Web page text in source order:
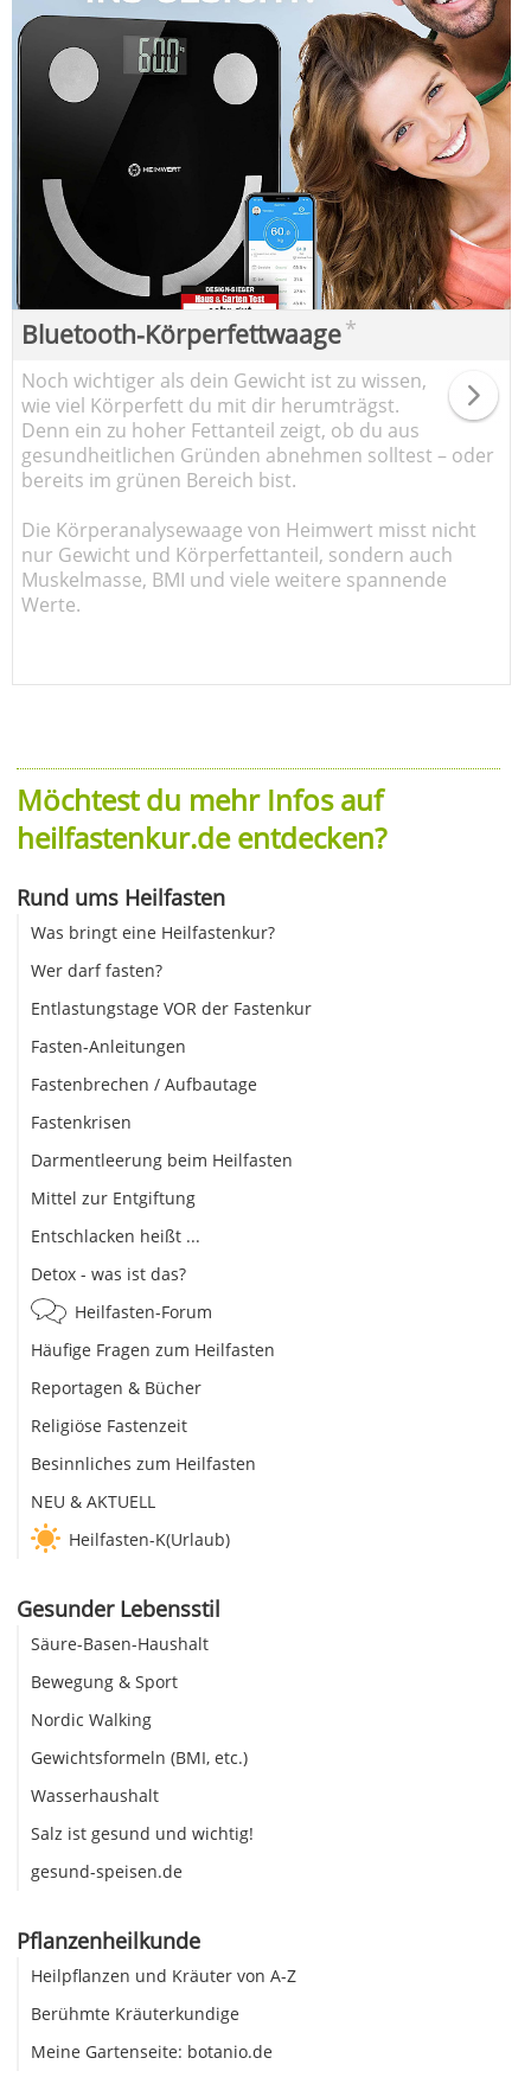
Bluetooth-Körperfettwaage*
Noch wichtiger als dein Gewicht ist zu wissen,
wie viel Körperfett du mit dir herumträgst.
Denn ein zu hoher Fettanteil zeigt, ob du aus
gesundheitlichen Gründen abnehmen solltest – oder
bereits im grünen Bereich bist.
Die Körperanalysewaage von Heimwert misst nicht
nur Gewicht und Körperfettanteil, sondern auch
Muskelmasse, BMI und viele weitere spannende
Werte.
Möchtest du mehr Infos auf
heilfastenkur.de entdecken?
Rund ums Heilfasten
Was bringt eine Heilfastenkur?
Wer darf fasten?
Entlastungstage VOR der Fastenkur
Fasten-Anleitungen
Fastenbrechen / Aufbautage
Fastenkrisen
Darmentleerung beim Heilfasten
Mittel zur Entgiftung
Entschlacken heißt ...
Detox - was ist das?
Heilfasten-Forum
Häufige Fragen zum Heilfasten
Reportagen & Bücher
Religiöse Fastenzeit
Besinnliches zum Heilfasten
NEU & AKTUELL
Heilfasten-K(Urlaub)
Gesunder Lebensstil
Säure-Basen-Haushalt
Bewegung & Sport
Nordic Walking
Gewichtsformeln (BMI, etc.)
Wasserhaushalt
Salz ist gesund und wichtig!
gesund-speisen.de
Pflanzenheilkunde
Heilpflanzen und Kräuter von A-Z
Berühmte Kräuterkundige
Meine Gartenseite: botanio.de